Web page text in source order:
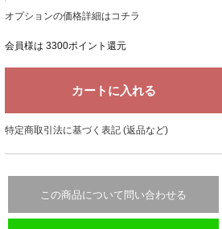
オプションの価格詳細はコチラ
会員様は 3300ポイント還元
特定商取引法に基づく表記 (返品など)
この商品について問い合わせる